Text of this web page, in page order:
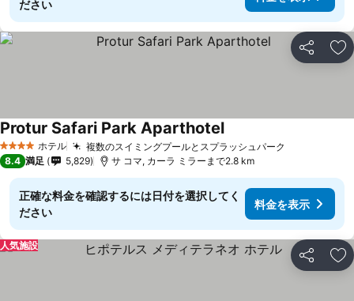
ださい
シェア お
4 ホテルのランク
ホテル 複数のスイミングプールとスプラッシュパーク
Protur Safari Park Aparthotel
8.4 満足 5,829 サ コマ, カーラ ミラーまで2.8 km
正確な料金を確認するには日付を選択してく
ださい
料金を表示
シェア お
人気施設